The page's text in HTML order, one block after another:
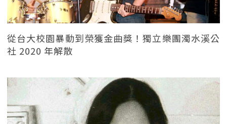
從台大校園暴動到榮獲金曲獎！獨立樂團濁水溪公
社 2020 年解散